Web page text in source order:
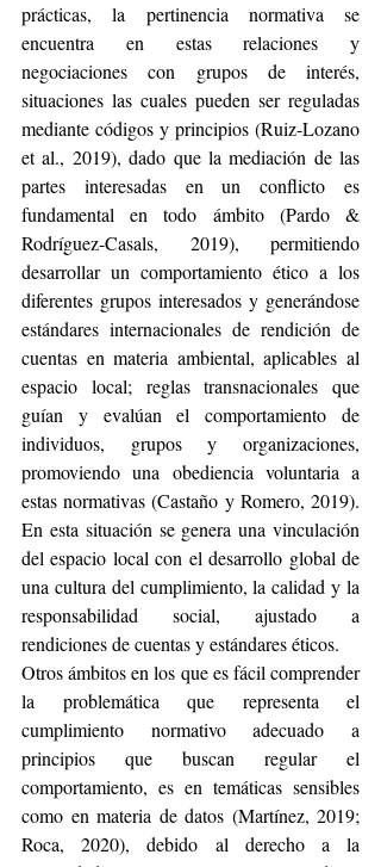
prácticas, la pertinencia normativa se
encuentra en estas relaciones y
negociaciones con grupos de interés,
situaciones las cuales pueden ser reguladas
mediante códigos y principios (Ruiz-Lozano
et al., 2019), dado que la mediación de las
partes interesadas en un conflicto es
fundamental en todo ámbito (Pardo &
Rodríguez-Casals, 2019), permitiendo
desarrollar un comportamiento ético a los
diferentes grupos interesados y generándose
estándares internacionales de rendición de
cuentas en materia ambiental, aplicables al
espacio local; reglas transnacionales que
guían y evalúan el comportamiento de
individuos, grupos y organizaciones,
promoviendo una obediencia voluntaria a
estas normativas (Castaño y Romero, 2019).
En esta situación se genera una vinculación
del espacio local con el desarrollo global de
una cultura del cumplimiento, la calidad y la
responsabilidad social, ajustado a
rendiciones de cuentas y estándares éticos.
Otros ámbitos en los que es fácil comprender
la problemática que representa el
cumplimiento normativo adecuado a
principios que buscan regular el
comportamiento, es en temáticas sensibles
como en materia de datos (Martínez, 2019;
Roca, 2020), debido al derecho a la